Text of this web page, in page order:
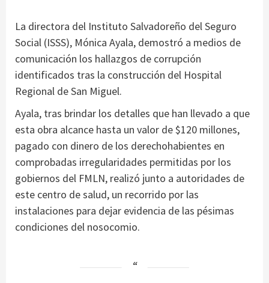
La directora del Instituto Salvadoreño del Seguro
Social (ISSS), Mónica Ayala, demostró a medios de
comunicación los hallazgos de corrupción
identificados tras la construcción del Hospital
Regional de San Miguel.
Ayala, tras brindar los detalles que han llevado a que
esta obra alcance hasta un valor de $120 millones,
pagado con dinero de los derechohabientes en
comprobadas irregularidades permitidas por los
gobiernos del FMLN, realizó junto a autoridades de
este centro de salud, un recorrido por las
instalaciones para dejar evidencia de las pésimas
condiciones del nosocomio.